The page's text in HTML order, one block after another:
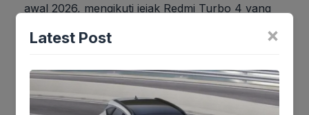
awal 2026, mengikuti jejak Redmi Turbo 4 yang
X8 Pro, juga diperkirakan akan diluncurkan
Mengenai harga, belum ada informasi resmi.
×
Latest Post